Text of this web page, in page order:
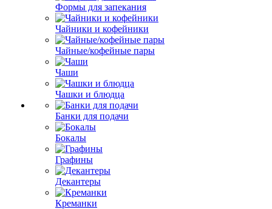
Формы для запекания
Чайники и кофейники
Чайные/кофейные пары
Чаши
Чашки и блюдца
Банки для подачи
Бокалы
Графины
Декантеры
Креманки